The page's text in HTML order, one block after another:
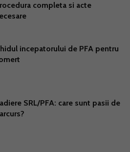
completa si acte
incepatorului de PFA pentru
SRL/PFA: care sunt pasii de